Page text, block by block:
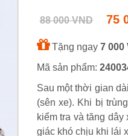
88 000 VND 75
Tặng ngay 7 000
Mã sản phẩm:
Sau một thời gian
(sên xe). Khi bị
kiểm tra và tăng
giác khó chịu khi lái